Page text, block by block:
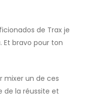
de Trax je
Et bravo pour ton
mixer un de ces
de la réussite et